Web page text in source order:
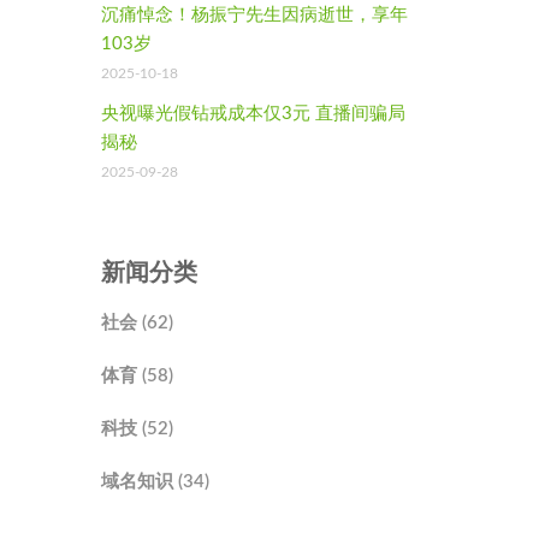
沉痛悼念！杨振宁先生因病逝世，享年
103岁
2025-10-18
央视曝光假钻戒成本仅3元 直播间骗局
揭秘
2025-09-28
新闻分类
社会 (62)
体育 (58)
科技 (52)
域名知识 (34)